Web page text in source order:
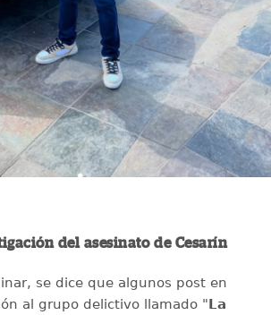
del asesinato de Cesarín
se dice que algunos post en
al grupo delictivo llamado "La